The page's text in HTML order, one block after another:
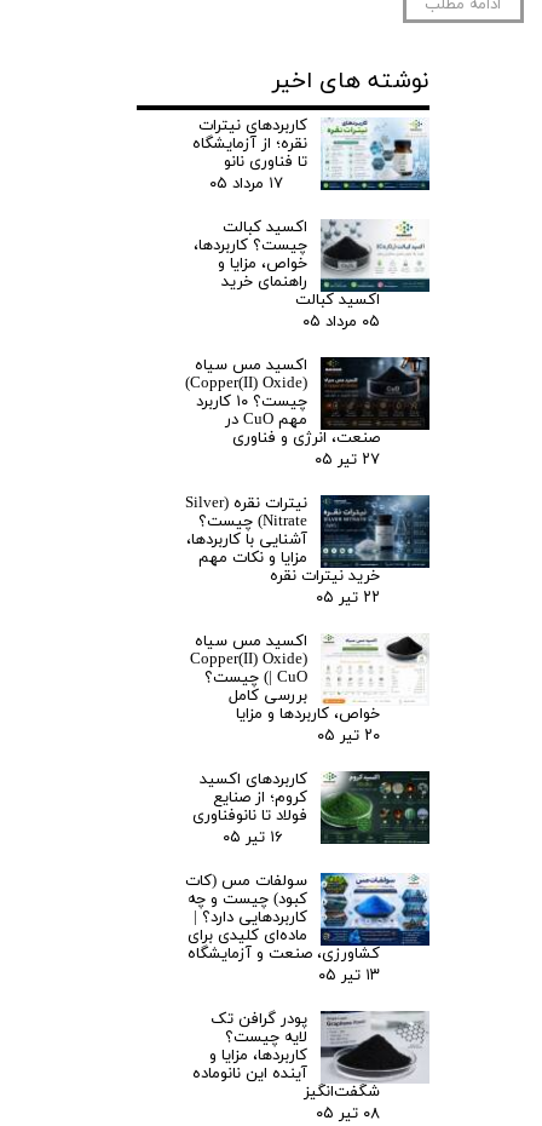
ادامه مطلب
نوشته های اخیر
کاربردهای نیترات
نقره؛ از آزمایشگاه
تا فناوری نانو
۱۷ مرداد ۰۵
اکسید کبالت
چیست؟ کاربردها،
خواص، مزایا و
راهنمای خرید
اکسید کبالت
۰۵ مرداد ۰۵
اکسید مس سیاه
(Copper(II) Oxide)
چیست؟ ۱۰ کاربرد
مهم CuO در
صنعت، انرژی و فناوری
۲۷ تیر ۰۵
نیترات نقره (Silver
Nitrate) چیست؟
آشنایی با کاربردها،
مزایا و نکات مهم
خرید نیترات نقره
۲۲ تیر ۰۵
اکسید مس سیاه
(Copper(II) Oxide
| CuO) چیست؟
بررسی کامل
خواص، کاربردها و مزایا
۲۰ تیر ۰۵
کاربردهای اکسید
کروم؛ از صنایع
فولاد تا نانوفناوری
۱۶ تیر ۰۵
سولفات مس (کات
کبود) چیست و چه
کاربردهایی دارد؟ |
ماده‌ای کلیدی برای
کشاورزی، صنعت و آزمایشگاه
۱۳ تیر ۰۵
پودر گرافن تک
لایه چیست؟
کاربردها، مزایا و
آینده این نانوماده
شگفت‌انگیز
۰۸ تیر ۰۵